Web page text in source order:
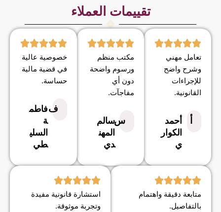
تقييمات العملاء
تعامل مهني
وشرح واضح
للإجراءات
القانونية.
أحمد
الكوار
ي
مكتب منظم
ورسوم واضحة
دون أي
مفاجآت.
سسالم
المهن
دي
خصوصية عالية
في قضية مالية
حساسة.
ففاطم
ة
السلي
طي
متابعة دقيقة واهتمام
بالتفاصيل.
استشارة قانونية مفيدة
وتجربة موثوقة.